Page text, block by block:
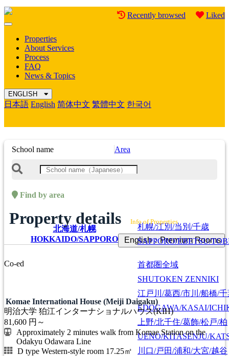
Recently browsed Liked
Mobile
Properties
About Services
Process
FAQ
News & Topics
ENGLISH
日本語 English 简体中文 繁體中文 한국어
School name Area
Find by area
北海道/札幌
HOKKAIDO/SAPPORO
札幌/江別/当別/千歳
SAPPORO/EBETSU/
首都圏全域
SHUTOKEN ZENNIKI
江戸川/葛西/市川/船橋/千
EDOGAWA/KASAI/
上野/北千住/葛飾/松戸/柏
UENO/KITASENJU/
川口/戸田/浦和/大宮/越谷
Property details Info of Properties
English：Premium Rooms
Co-ed
Komae International House (Meiji Daigaku)
明治大学 狛江インターナショナルハウス(KIH)
81,600 円～
Approximately 2 minutes walk from Komae Station on the
Odakyu Odawara Line
D type Western-style room 17.25㎡